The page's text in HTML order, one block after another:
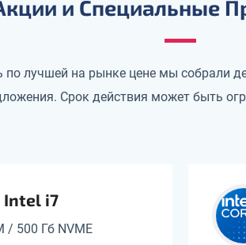
и Специальные
по лучшей на рынке цене мы собрали
Срок действия может быть
Intel i7
/ 500 Гб NVME